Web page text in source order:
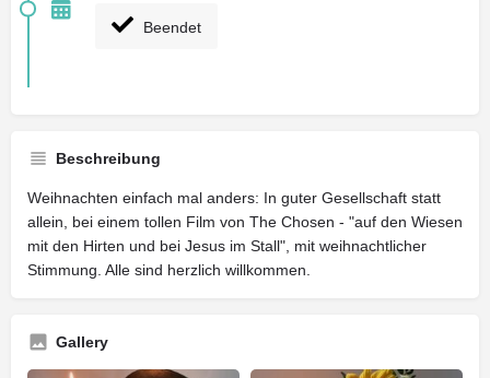
Beendet
Beschreibung
Weihnachten einfach mal anders: In guter Gesellschaft statt
allein, bei einem tollen Film von The Chosen - "auf den Wiesen
mit den Hirten und bei Jesus im Stall", mit weihnachtlicher
Stimmung. Alle sind herzlich willkommen.
Gallery